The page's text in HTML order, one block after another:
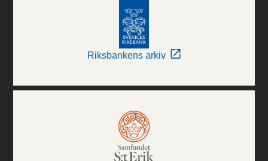
Riksbankens arkiv